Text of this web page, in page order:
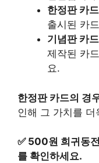
한정판 카드
출시된 카
기념판 카드
제작된 카
요.
한정판 카드의 경
인해 그 가치를 더
✅ 500원 희귀동
를 확인하세요.